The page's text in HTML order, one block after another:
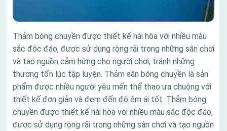
Thảm bóng chuyền được thiết kế hài hòa với nhiều màu
sắc độc đáo, được sử dụng rộng rãi trong những sân chơi
và tạo nguồn cảm hứng cho người chơi, tránh những
thương tổn lúc tập luyện. Thảm sân bóng chuyền là sản
phẩm được nhiều người yêu mến thể thao ưa chuộng với
thiết kế đơn giản và đem đến độ êm ái tốt. Thảm bóng
chuyền được thiết kế hài hòa với nhiều màu sắc độc đáo,
được sử dụng rộng rãi trong những sân chơi và tạo nguồn